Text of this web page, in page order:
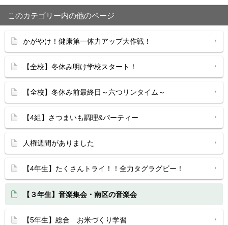
このカテゴリー内の他のページ
かがやけ！健康第一体力アップ大作戦！
【全校】冬休み明け学校スタート！
【全校】冬休み前最終日～六つリンタイム～
【4組】さつまいも調理&パーティー
人権週間がありました
【4年生】たくさんトライ！！全力タグラグビー！
【３年生】音楽集会・南区の音楽会
【5年生】総合 お米づくり学習